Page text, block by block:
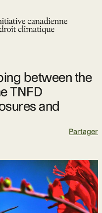
between the
TNFD
and
Partager